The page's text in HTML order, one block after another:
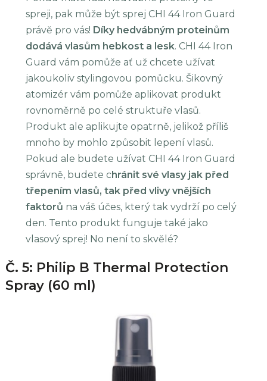
spreji, pak může být sprej CHI 44 Iron Guard
právě pro vás! Díky hedvábným proteinům
dodává vlasům hebkost a lesk. CHI 44 Iron
Guard vám pomůže ať už chcete užívat
jakoukoliv stylingovou pomůcku. Šikovný
atomizér vám pomůže aplikovat produkt
rovnoměrně po celé struktuře vlasů.
Produkt ale aplikujte opatrně, jelikož příliš
mnoho by mohlo způsobit lepení vlasů.
Pokud ale budete užívat CHI 44 Iron Guard
správně, budete chránit své vlasy jak před
třepením vlasů, tak před vlivy vnějších
faktorů na váš účes, který tak vydrží po celý
den. Tento produkt funguje také jako
vlasový sprej! No není to skvělé?
Č. 5: Philip B Thermal Protection
Spray (60 ml)